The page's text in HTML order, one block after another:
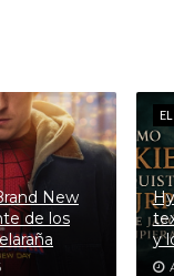
New
de los
y